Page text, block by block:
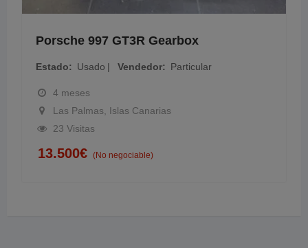
Porsche 997 GT3R Gearbox
Estado Usado Vendedor Particular
4 meses
Las Palmas, Islas Canarias
23 Visitas
13.500€ (No negociable)